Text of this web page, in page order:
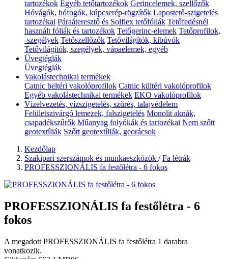
tartozékok Egyéb tetőtartozékok Gerincelemek, szellőzők
Hóvágók, hófogók, kúpcserép-rögzítők Lapostető-szigetelés
tartozékai Páraáteresztő és Solflex tetőfóliák Tetőfedésnél
használt fóliák és tartozékok Tetőgerinc-elemek Tetőprofilok,
-szegélyek Tetőszellőzők Tetővilágítók, kibúvók
Tetővilágítók, szegélyek, vápaelemek, egyéb
Üvegtéglák
Üvegtéglák
Vakolástechnikai termékek
Catnic beltéri vakolóprofilok Catnic kültéri vakolóprofilok
Egyéb vakolástechnikai termékek EKO vakolóprofilok
Vízelvezetés, vízszigetelés, szűrés, talajvédelem
Felületszivárgó lemezek, falszigetelés Monolit aknák,
csapadékszűrők Műanyag folyókák és tartozékai Nem szőtt
geotextíliák Szőtt geotextíliák, georácsok
Kezdőlap
Szakipari szerszámok és munkaeszközök /Fa létrák
PROFESSZIONÁLIS fa festőlétra - 6 fokos
PROFESSZIONÁLIS fa festőlétra - 6
fokos
A megadott PROFESSZIONÁLIS fa festőlétra 1 darabra
vonatkozik.